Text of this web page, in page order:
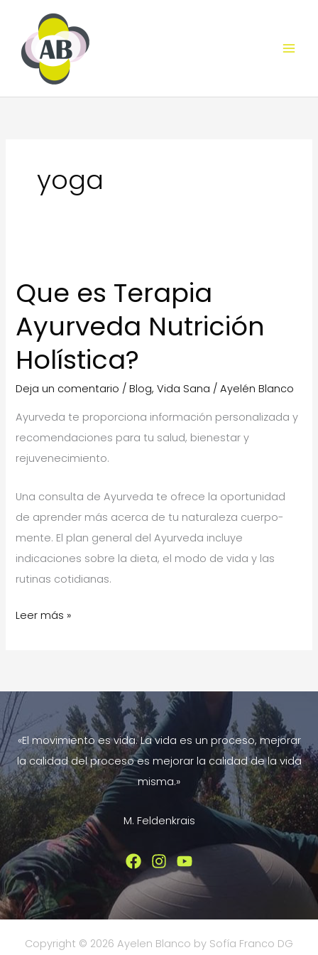
contenido
yoga
Que es Terapia
Ayurveda Nutrición
Holística?
Deja un comentario /Blog,Vida Sana /Ayelén Blanco
Ayurveda te proporciona información personalizada y
recomendaciones para tu salud, bienestar y
rejuvenecimiento.
Una consulta de Ayurveda te ofrece la oportunidad
de aprender más acerca de tu naturaleza cuerpo-
mente. El plan general del Ayurveda incluye
indicaciones sobre la dieta, el modo de vida y las
rutinas cotidianas.
Que
Nutrición
Holística?
Leer más »
«El movimiento es vida. La vida es un proceso, mejorar
la calidad del proceso es mejorar la calidad de la vida
misma.»
M. Feldenkrais
Copyright © 2026 Ayelen Blanco by Sofía Franco DG